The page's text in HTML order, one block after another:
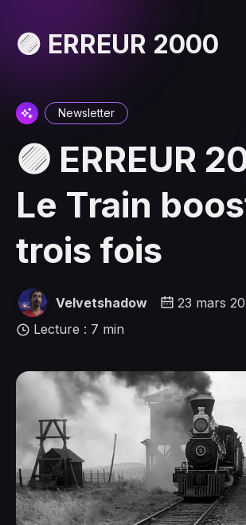
🟣 ERREUR 2000
Newsletter
🟣 ERREUR
Le Train
trois fois
Velvetshadow
23 mars
Lecture : 7 min